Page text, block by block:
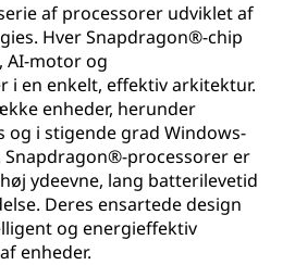
af processorer udviklet af
Hver Snapdragon®-chip
AI-motor og
i en enkelt, effektiv arkitektur.
enheder, herunder
og i stigende grad Windows-
processorer er
ydeevne, lang batterilevetid
Deres ensartede design
og energieffektiv
enheder.